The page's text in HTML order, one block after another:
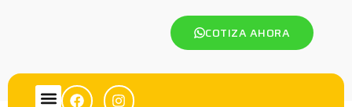
COTIZA AHORA